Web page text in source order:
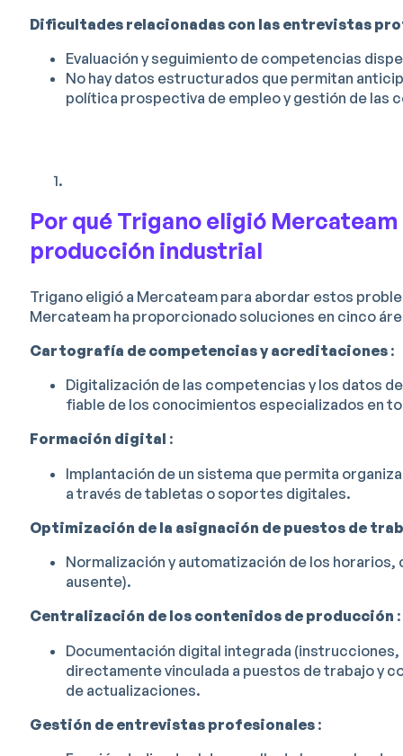
Dificultades relacionadas con las entrevistas
Evaluación y seguimiento de competencias
No hay datos estructurados que permitan
política prospectiva de empleo y gestión de las
Por qué Trigano eligió
producción industrial
Trigano eligió a Mercateam para abordar estos
Mercateam ha proporcionado soluciones en cinco
Cartografía de competencias y acreditaciones:
Digitalización de las competencias y los datos
fiable de los conocimientos especializados en
Formación digital :
Implantación de un sistema que permita
a través de tabletas o soportes digitales.
Optimización de la asignación de puestos de
Normalización y automatización de los
ausente).
Centralización de los contenidos de producción :
Documentación digital integrada
directamente vinculada a puestos de trabajo y
de actualizaciones.
Gestión de entrevistas profesionales: